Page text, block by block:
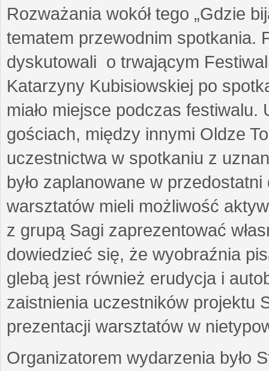
Rozważania wokół tego „Gdzie
tematem przewodnim spotkania.
dyskutowali o trwającym
Katarzyny Kubisiowskiej po
miało miejsce podczas
gościach, między innymi Oldze
uczestnictwa w spotkaniu z
było zaplanowane w
warsztatów mieli możliwość
z grupą Sagi zaprezentować
dowiedzieć się, że wyobraźnia
glebą jest również erudycja i
zaistnienia uczestników projektu
prezentacji warsztatów w
Organizatorem wydarzenia było